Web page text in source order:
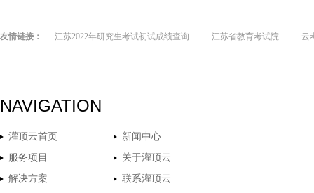
友情链接： 江苏2022年研究生考试初试成绩查询 江苏省教育考试院 云
NAVIGATION
灌顶云首页
新闻中心
服务项目
关于灌顶云
解决方案
联系灌顶云